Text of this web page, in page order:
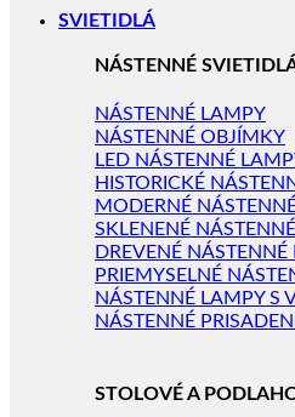
SVIETIDLÁ
NÁSTENNÉ
NÁSTENNÉ LAMPY
NÁSTENNÉ OBJÍMKY
LED NÁSTENNÉ
HISTORICKÉ
MODERNÉ
SKLENENÉ
DREVENÉ
PRIEMYSELNÉ
NÁSTENNÉ LAMPY S
NÁSTENNÉ
STOLOVÉ A